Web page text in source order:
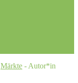
Märkte - Autor*in